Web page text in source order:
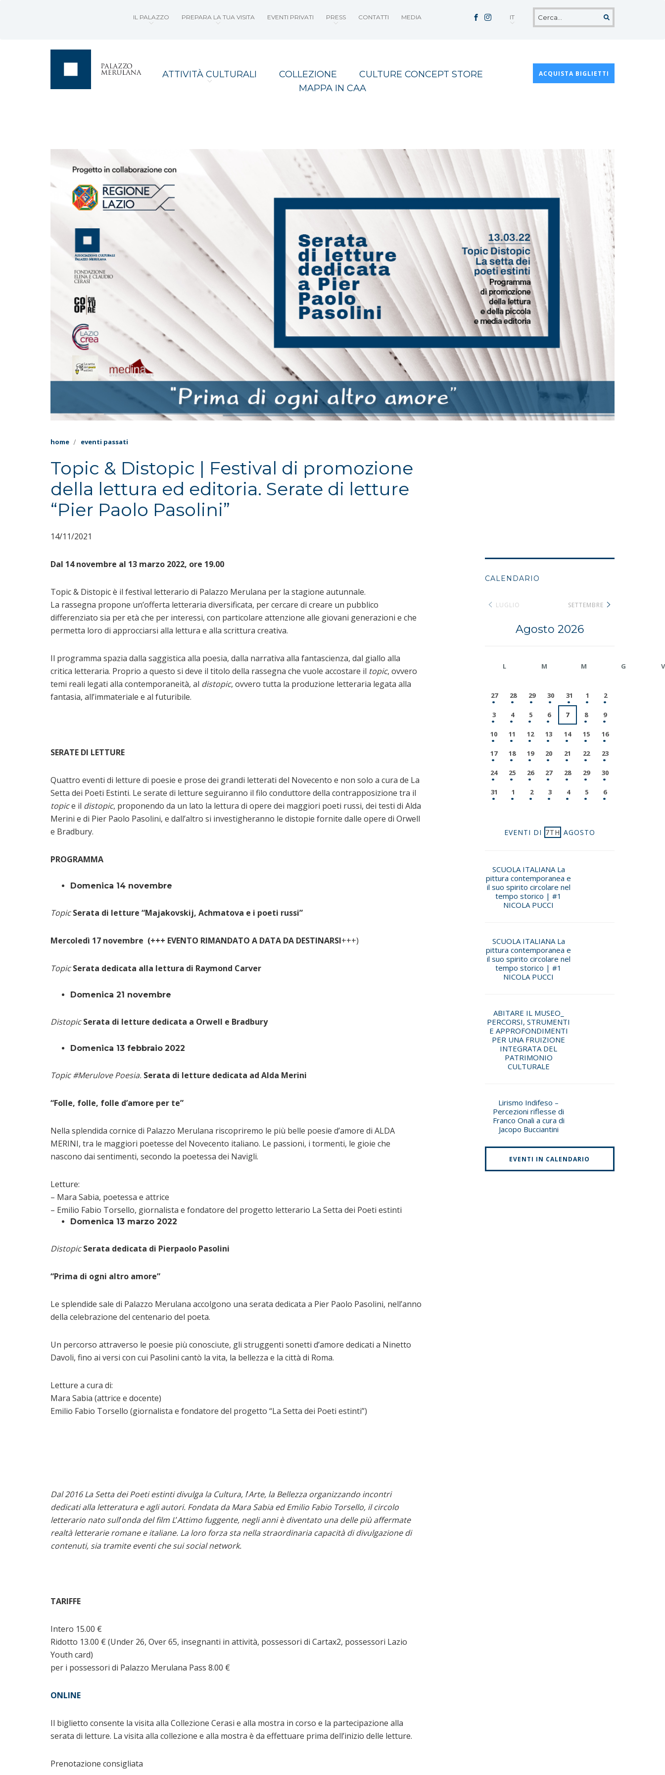
IL PALAZZO PREPARA LA TUA VISITA EVENTI PRIVATI PRESS CONTATTI MEDIA IT
ATTIVITÀ CULTURALI COLLEZIONE
CULTURE CONCEPT STORE
MAPPA IN CAA
ACQUISTA BIGLIETTI
home eventi passati
Topic & Distopic | Festival di promozione
della lettura ed editoria. Serate di letture
“Pier Paolo Pasolini”
14/11/2021
Dal 14 novembre al 13 marzo 2022, ore 19.00
Topic & Distopic è il festival letterario di Palazzo Merulana per la stagione autunnale.
La rassegna propone un’offerta letteraria diversificata, per cercare di creare un pubblico
differenziato sia per età che per interessi, con particolare attenzione alle giovani generazioni e che
permetta loro di approcciarsi alla lettura e alla scrittura creativa.
Il programma spazia dalla saggistica alla poesia, dalla narrativa alla fantascienza, dal giallo alla
critica letteraria. Proprio a questo si deve il titolo della rassegna che vuole accostare il topic, ovvero
temi reali legati alla contemporaneità, al distopic, ovvero tutta la produzione letteraria legata alla
fantasia, all’immateriale e al futuribile.
SERATE DI LETTURE
Quattro eventi di letture di poesie e prose dei grandi letterati del Novecento e non solo a cura de La
Setta dei Poeti Estinti. Le serate di letture seguiranno il filo conduttore della contrapposizione tra il
topice il distopic, proponendo da un lato la lettura di opere dei maggiori poeti russi, dei testi di Alda
Merini e di Pier Paolo Pasolini, e dall’altro si investigheranno le distopie fornite dalle opere di Orwell
e Bradbury.
PROGRAMMA
Domenica 14 novembre
Topic Serata di letture “Majakovskij, Achmatova e i poeti russi”
Mercoledì 17 novembre (+++ EVENTO RIMANDATO A DATA DA DESTINARSI+++)
Topic Serata dedicata alla lettura di Raymond Carver
Domenica 21 novembre
Distopic Serata di letture dedicata a Orwell e Bradbury
Domenica 13 febbraio 2022
Topic #Merulove Poesia. Serata di letture dedicata ad Alda Merini
“Folle, folle, folle d’amore per te”
Nella splendida cornice di Palazzo Merulana riscopriremo le più belle poesie d’amore di ALDA
MERINI, tra le maggiori poetesse del Novecento italiano. Le passioni, i tormenti, le gioie che
nascono dai sentimenti, secondo la poetessa dei Navigli.
Letture:
– Mara Sabia, poetessa e attrice
– Emilio Fabio Torsello, giornalista e fondatore del progetto letterario La Setta dei Poeti estinti
Domenica 13 marzo 2022
Distopic Serata dedicata di Pierpaolo Pasolini
“Prima di ogni altro amore”
Le splendide sale di Palazzo Merulana accolgono una serata dedicata a Pier Paolo Pasolini, nell’anno
della celebrazione del centenario del poeta.
Un percorso attraverso le poesie più conosciute, gli struggenti sonetti d’amore dedicati a Ninetto
Davoli, fino ai versi con cui Pasolini cantò la vita, la bellezza e la città di Roma.
Letture a cura di:
Mara Sabia (attrice e docente)
Emilio Fabio Torsello (giornalista e fondatore del progetto “La Setta dei Poeti estinti”)
Dal 2016 La Setta dei Poeti estinti divulga la Cultura, l’Arte, la Bellezza organizzando incontri
dedicati alla letteratura e agli autori. Fondata da Mara Sabia ed Emilio Fabio Torsello, il circolo
letterario nato sull’onda del film L’Attimo fuggente, negli anni è diventato una delle più affermate
realtà letterarie romane e italiane. La loro forza sta nella straordinaria capacità di divulgazione di
contenuti, sia tramite eventi che sui social network.
TARIFFE
Intero 15.00 €
Ridotto 13.00 € (Under 26, Over 65, insegnanti in attività, possessori di Cartax2, possessori Lazio
Youth card)
per i possessori di Palazzo Merulana Pass 8.00 €
ONLINE
Il biglietto consente la visita alla Collezione Cerasi e alla mostra in corso e la partecipazione alla
serata di letture. La visita alla collezione e alla mostra è da effettuare prima dell’inizio delle letture.
Prenotazione consigliata
CALENDARIO
LUGLIO
Agosto 2026
SETTEMBRE
L M M G V
27 28 29 30 31 1 2
3 4 5 6 7 8 9
10 11 12 13 14 15 16
17 18 19 20 21 22 23
24 25 26 27 28 29 30
31 1 2 3 4 5 6
EVENTI DI 7TH AGOSTO
SCUOLA ITALIANA La
pittura contemporanea e
il suo spirito circolare nel
tempo storico | #1
NICOLA PUCCI
SCUOLA ITALIANA La
pittura contemporanea e
il suo spirito circolare nel
tempo storico | #1
NICOLA PUCCI
ABITARE IL MUSEO_
PERCORSI, STRUMENTI
E APPROFONDIMENTI
PER UNA FRUIZIONE
INTEGRATA DEL
PATRIMONIO
CULTURALE
Lirismo Indifeso –
Percezioni riflesse di
Franco Onali a cura di
Jacopo Bucciantini
EVENTI IN CALENDARIO